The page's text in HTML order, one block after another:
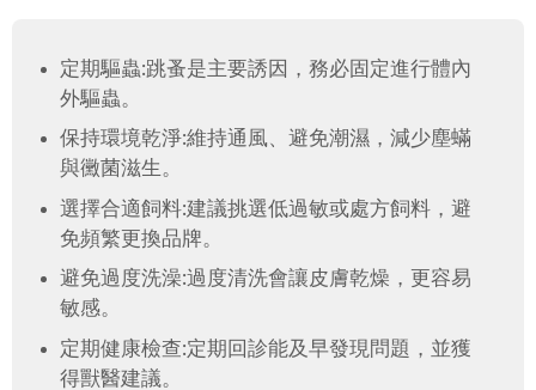
定期驅蟲:跳蚤是主要誘因，務必固定進行體內
外驅蟲。
保持環境乾淨:維持通風、避免潮濕，減少塵蟎
與黴菌滋生。
選擇合適飼料:建議挑選低過敏或處方飼料，避
免頻繁更換品牌。
避免過度洗澡:過度清洗會讓皮膚乾燥，更容易
敏感。
定期健康檢查:定期回診能及早發現問題，並獲
得獸醫建議。